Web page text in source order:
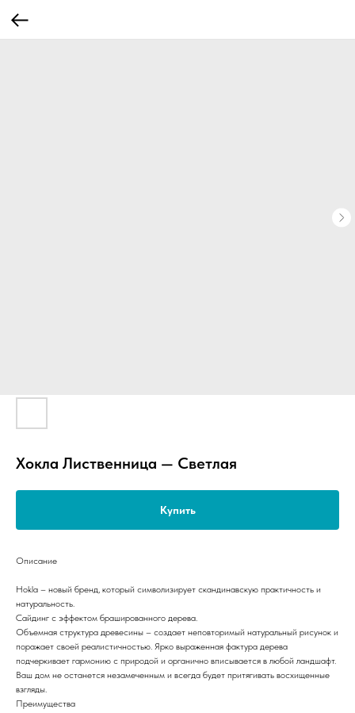
Хокла Лиственница — Светлая
Купить
Описание
Hokla – новый бренд, который символизирует скандинавскую практичность и
натуральность.
Сайдинг с эффектом брашированного дерева.
Объемная структура древесины – создает неповторимый натуральный рисунок и
поражает своей реалистичностью. Ярко выраженная фактура дерева
подчеркивает гармонию с природой и органично вписывается в любой ландшафт.
Ваш дом не останется незамеченным и всегда будет притягивать восхищенные
взгляды.
Преимущества